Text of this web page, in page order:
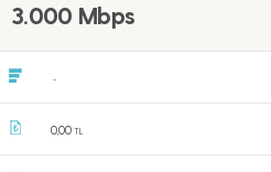
3.000 Mbps
-
0,00 TL